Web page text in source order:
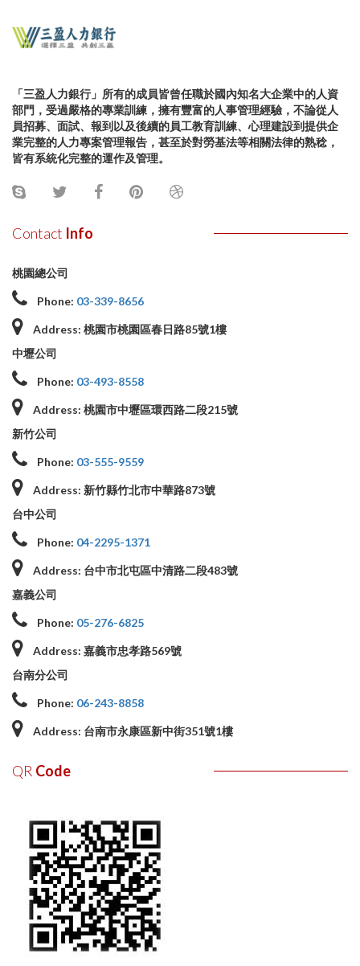
「三盈人力銀行」所有的成員皆曾任職於國內知名大企業中的人資
部門，受過嚴格的專業訓練，擁有豐富的人事管理經驗，不論從人
員招募、面試、報到以及後續的員工教育訓練、心理建設到提供企
業完整的人力專案管理報告，甚至於對勞基法等相關法律的熟稔，
皆有系統化完整的運作及管理。
Contact Info
桃園總公司
Phone: 03-339-8656
Address: 桃園市桃園區春日路85號1樓
中壢公司
Phone: 03-493-8558
Address: 桃園市中壢區環西路二段215號
新竹公司
Phone: 03-555-9559
Address: 新竹縣竹北市中華路873號
台中公司
Phone: 04-2295-1371
Address: 台中市北屯區中清路二段483號
嘉義公司
Phone: 05-276-6825
Address: 嘉義市忠孝路569號
台南分公司
Phone: 06-243-8858
Address: 台南市永康區新中街351號1樓
QR Code